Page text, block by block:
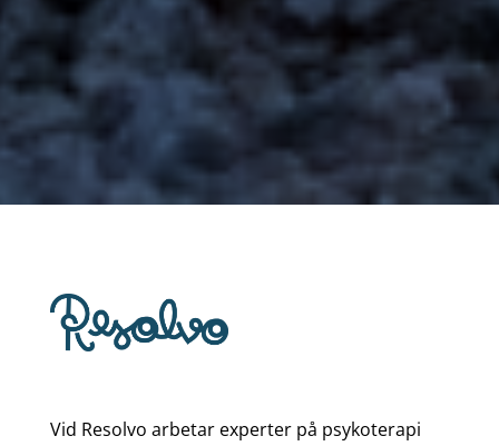
Vid Resolvo arbetar experter på psykoterapi